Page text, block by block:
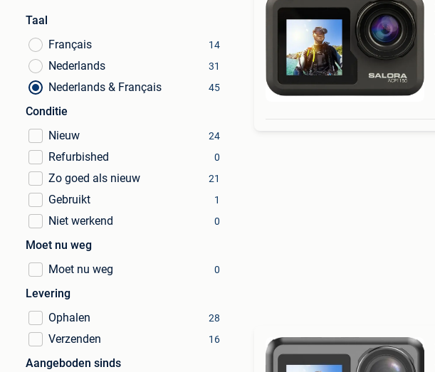
Taal
Français
14
Nederlands 31
Nederlands & Français 45
Conditie
Nieuw
24
Refurbished 0
Zo goed als nieuw 21
Gebruikt 1
Niet werkend 0
Moet nu weg
Moet nu weg
0
Levering
Ophalen
28
Verzenden 16
Aangeboden sinds